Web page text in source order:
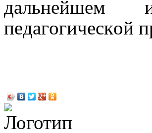
дальнейшем
педагогической